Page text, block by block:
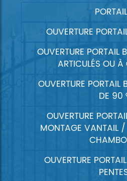
OUVERTURE
OUVERTURE PORTAIL
ARTICULÉS OU À
OUVERTURE PORTAIL
DE 90
OUVERTURE
MONTAGE VANTAIL /
OUVERTURE